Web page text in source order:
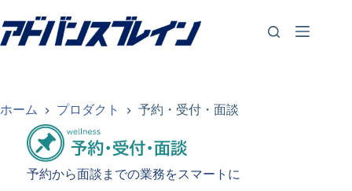
ン
テ
ス
ホーム プロダクト 予約・受付・面談
予約から面談までの業務をスマートに